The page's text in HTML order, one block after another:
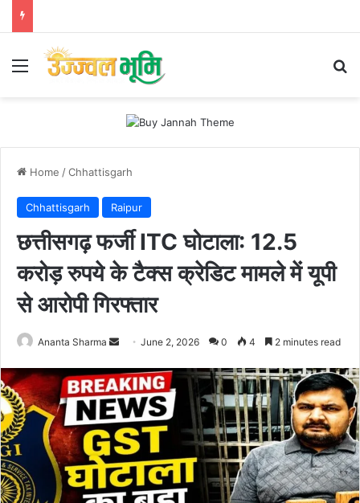
Menu
Home /Chhattisgarh
Chhattisgarh Raipur
छत्तीसगढ़ फर्जी ITC घोटाला: 12.5
करोड़ रुपये के टैक्स क्रेडिट मामले में यूपी
से आरोपी गिरफ्तार
Ananta Sharma
Send
email
June 2, 2026 0 4 2 minutes read